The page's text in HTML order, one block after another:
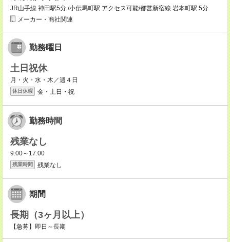
JR山手線 神田駅5分 /小伝馬町駅 アクセス可能/都営新宿線 岩本町駅 5分
メーカー・商社関連
勤務曜日
土日祝休
月・火・水・木／週４日
休日休暇 金・土日・祝
勤務時間
残業なし
9:00～17:00
残業時間 残業なし
期間
長期（3ヶ月以上）
【急募】即日～長期